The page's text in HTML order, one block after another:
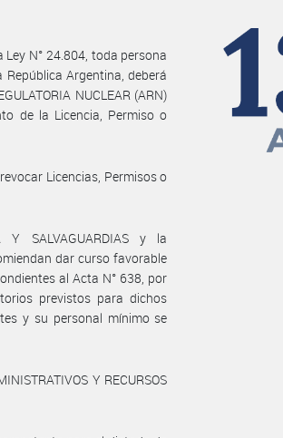
N° 24.804, toda persona
Argentina, deberá
NUCLEAR (ARN)
de la Licencia, Permiso o
Licencias, Permisos o
Y SALVAGUARDIAS y la
dar curso favorable
al Acta N° 638, por
previstos para dichos
y su personal mínimo se
Y RECURSOS